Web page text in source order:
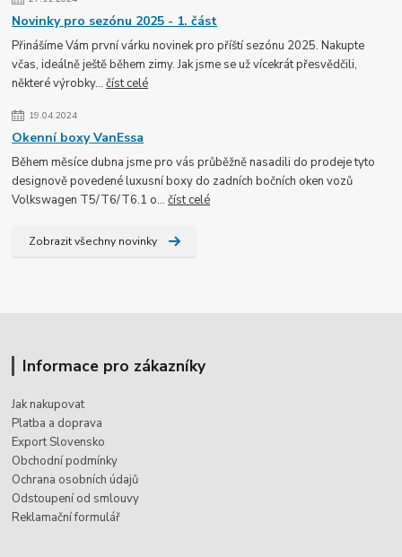
Novinky pro sezónu 2025 - 1. část
Přinášíme Vám první várku novinek pro příští sezónu 2025. Nakupte
včas, ideálně ještě během zimy. Jak jsme se už vícekrát přesvědčili,
některé výrobky...číst celé
19.04.2024
Okenní boxy VanEssa
Během měsíce dubna jsme pro vás průběžně nasadili do prodeje tyto
designově povedené luxusní boxy do zadních bočních oken vozů
Volkswagen T5/T6/T6.1 o...číst celé
Zobrazit všechny novinky
Informace pro zákazníky
Jak nakupovat
Platba a doprava
Export Slovensko
Obchodní podmínky
Ochrana osobních údajů
Odstoupení od smlouvy
Reklamační formulář